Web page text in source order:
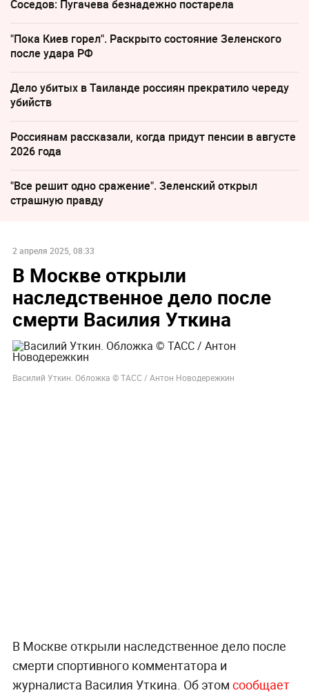
Соседов: Пугачева безнадежно постарела
"Пока Киев горел". Раскрыто состояние Зеленского
после удара РФ
Дело убитых в Таиланде россиян прекратило череду
убийств
Россиянам рассказали, когда придут пенсии в августе
2026 года
"Все решит одно сражение". Зеленский открыл
страшную правду
2 апреля 2025, 08:33
В Москве открыли
наследственное дело после
смерти Василия Уткина
Василий Уткин. Обложка © ТАСС / Антон Новодережкин
В Москве открыли наследственное дело после
смерти спортивного комментатора и
журналиста Василия Уткина. Об этом сообщает